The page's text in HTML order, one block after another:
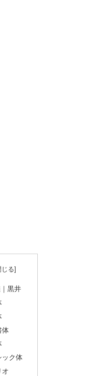
黒井
体
ック体
オ